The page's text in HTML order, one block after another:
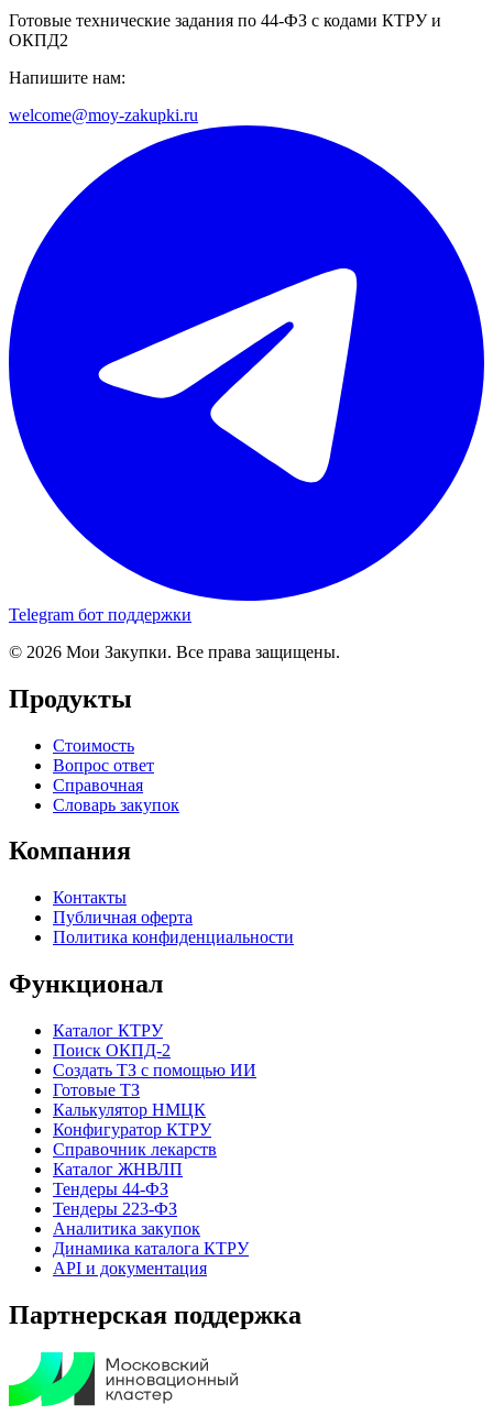
Готовые технические задания по 44-ФЗ с кодами КТРУ и
ОКПД2
Напишите нам:
welcome@moy-zakupki.ru
Telegram бот поддержки
© 2026 Мои Закупки. Все права защищены.
Продукты
Стоимость
Вопрос ответ
Справочная
Словарь закупок
Компания
Контакты
Публичная оферта
Политика конфиденциальности
Функционал
Каталог КТРУ
Поиск ОКПД-2
Создать ТЗ с помощью ИИ
Готовые ТЗ
Калькулятор НМЦК
Конфигуратор КТРУ
Справочник лекарств
Каталог ЖНВЛП
Тендеры 44-ФЗ
Тендеры 223-ФЗ
Аналитика закупок
Динамика каталога КТРУ
API и документация
Партнерская поддержка